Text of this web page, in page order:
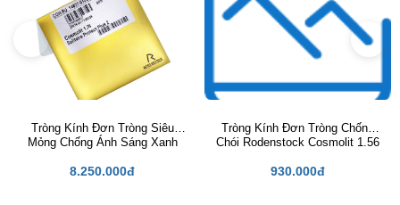
Hi plastic
Tròng Kính Đơn Tròng Siêu
Mỏng Chống Ánh Sáng Xanh
Solitaire Protect Plus 2
8.250.000đ
Tròng Kính Đơn Tròng Chống
Chói Rodenstock Cosmolit 1.56
930.000đ